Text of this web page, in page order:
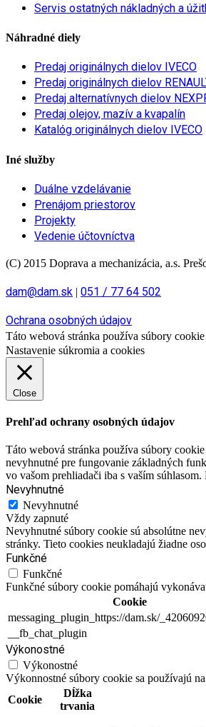
Servis ostatných nákladných a
Náhradné diely
Predaj originálnych dielov IVECO
Predaj originálnych dielov
Predaj alternatívnych dielov
Predaj olejov, mazív a kvapalín
Katalóg originálnych dielov IVECO
Iné služby
Duálne vzdelávanie
Prenájom priestorov
Projekty
Vedenie účtovníctva
(C) 2015 Doprava a mechanizácia, a.s.
dam@dam.sk | 051 / 77 64 502
Ochrana osobných údajov
Táto webová stránka používa súbory
Nastavenie súkromia a cookies
Close
Prehľad ochrany osobných údajov
Táto webová stránka používa súbory
nevyhnutné pre fungovanie základných
vo vašom prehliadači iba s vaším
Nevyhnutné
Nevyhnutné
Vždy zapnuté
Nevyhnutné súbory cookie sú absolútne
stránky. Tieto cookies neukladajú žiadne
Funkčné
Funkčné
Funkčné súbory cookie pomáhajú
Cookie
messaging_plugin_https://dam.sk/
__fb_chat_plugin
Výkonostné
Výkonostné
Výkonnostné súbory cookie sa používajú
Cookie
Dĺžka
trvania